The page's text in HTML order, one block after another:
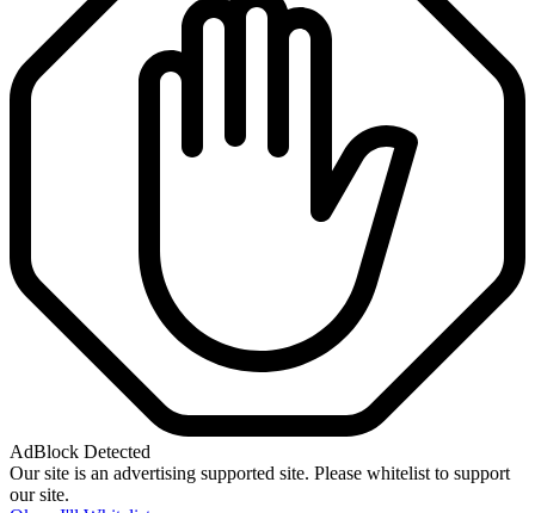
AdBlock Detected
Our site is an advertising supported site. Please whitelist to support
our site.